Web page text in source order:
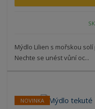
Mýdlo Lilien s mořskou
Nechte se unést vůní oc...
NOVINKA